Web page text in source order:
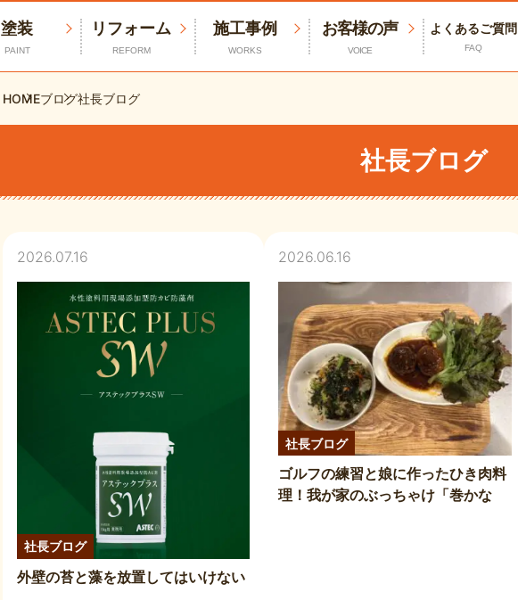
塗装
PAINT
リフォーム
REFORM
施工事例
WORKS
お客様の声
VOICE
よくあるご質問
FAQ
HOMEブログ社長ブログ
社長ブログ
2026.07.16
社長ブログ
外壁の苔と藻を放置してはいけない
2026.06.16
社長ブログ
ゴルフの練習と娘に作ったひき肉料
理！我が家のぶっちゃけ「巻かな